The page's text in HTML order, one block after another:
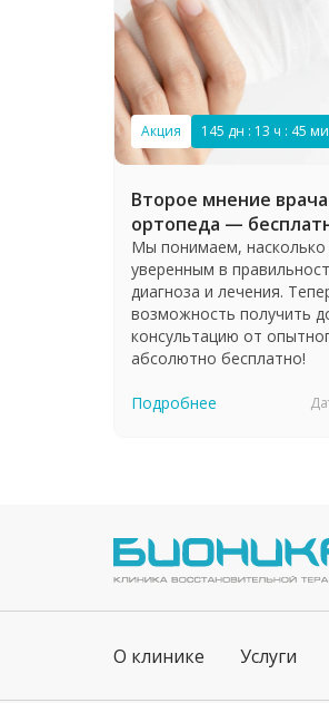
Акция 145 дн : 13 ч : 44
Второе мнение
ортопеда —
Мы понимаем,
уверенным в
диагноза и лечения.
возможность получить
консультацию от
абсолютно бесплатно!
Подробнее
О клинике Услуги